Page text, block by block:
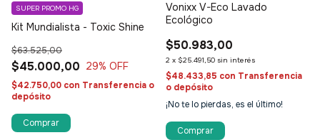
Kit Mundialista - Toxic Shine
$45.000,00
$63.525,00
29% OFF
SUPER PROMO HG
$42.750,00 con Transferencia o
depósito
Vonixx V-Eco Lavado
Ecológico
$50.983,00
2 x $25.491,50 sin interés
$48.433,85 con Transferencia
o depósito
¡No te lo pierdas, es el último!
Comprar